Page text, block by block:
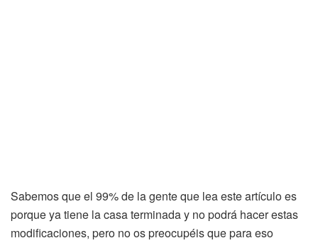
Sabemos que el 99% de la gente que lea este artículo es
porque ya tiene la casa terminada y no podrá hacer estas
modificaciones, pero no os preocupéis que para eso